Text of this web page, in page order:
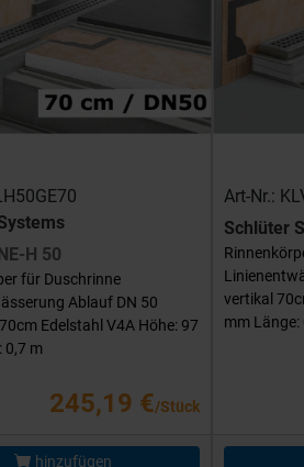
H 50
für Duschrinne
Ablauf DN 50
Edelstahl V4A Höhe: 97
0,7 m
245,19 €/Stück
hinzufügen
Art-Nr.:
Schlüter
vertikal
mm Länge: